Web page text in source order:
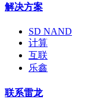
解决方案
SD NAND
计算
互联
乐鑫
联系雷龙